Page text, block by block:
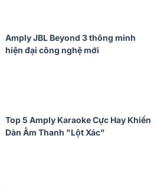
Amply JBL Beyond 3 thông minh
hiện đại công nghệ mới
Top 5 Amply Karaoke Cực Hay Khiến
Dàn Âm Thanh "Lột Xác"